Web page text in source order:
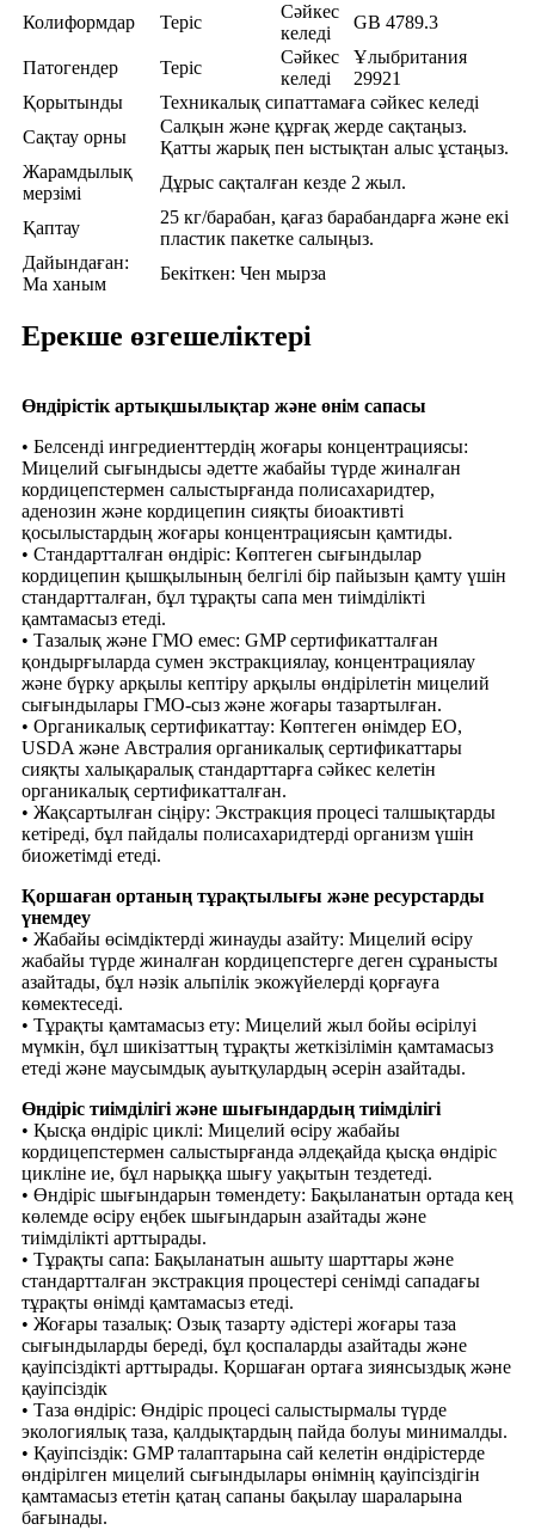
Колиформдар Теріс
Сәйкес
келеді
GB 4789.3
Патогендер Теріс
Сәйкес
келеді
Ұлыбритания
29921
Қорытынды
Техникалық сипаттамаға сәйкес келеді
Сақтау орны
Салқын және құрғақ жерде сақтаңыз.
Қатты жарық пен ыстықтан алыс ұстаңыз.
Жарамдылық
мерзімі
Дұрыс сақталған кезде 2 жыл.
Қаптау
25 кг/барабан, қағаз барабандарға және екі
пластик пакетке салыңыз.
Дайындаған:
Ма ханым
Бекіткен: Чен мырза
Ерекше өзгешеліктері
Өндірістік артықшылықтар және өнім сапасы
• Белсенді ингредиенттердің жоғары концентрациясы:
Мицелий сығындысы әдетте жабайы түрде жиналған
кордицепстермен салыстырғанда полисахаридтер,
аденозин және кордицепин сияқты биоактивті
қосылыстардың жоғары концентрациясын қамтиды.
• Стандартталған өндіріс: Көптеген сығындылар
кордицепин қышқылының белгілі бір пайызын қамту үшін
стандартталған, бұл тұрақты сапа мен тиімділікті
қамтамасыз етеді.
• Тазалық және ГМО емес: GMP сертификатталған
қондырғыларда сумен экстракциялау, концентрациялау
және бүрку арқылы кептіру арқылы өндірілетін мицелий
сығындылары ГМО-сыз және жоғары тазартылған.
• Органикалық сертификаттау: Көптеген өнімдер ЕО,
USDA және Австралия органикалық сертификаттары
сияқты халықаралық стандарттарға сәйкес келетін
органикалық сертификатталған.
• Жақсартылған сіңіру: Экстракция процесі талшықтарды
кетіреді, бұл пайдалы полисахаридтерді организм үшін
биожетімді етеді.
Қоршаған ортаның тұрақтылығы және ресурстарды
үнемдеу
• Жабайы өсімдіктерді жинауды азайту: Мицелий өсіру
жабайы түрде жиналған кордицепстерге деген сұранысты
азайтады, бұл нәзік альпілік экожүйелерді қорғауға
көмектеседі.
• Тұрақты қамтамасыз ету: Мицелий жыл бойы өсірілуі
мүмкін, бұл шикізаттың тұрақты жеткізілімін қамтамасыз
етеді және маусымдық ауытқулардың әсерін азайтады.
Өндіріс тиімділігі және шығындардың тиімділігі
• Қысқа өндіріс циклі: Мицелий өсіру жабайы
кордицепстермен салыстырғанда әлдеқайда қысқа өндіріс
цикліне ие, бұл нарыққа шығу уақытын тездетеді.
• Өндіріс шығындарын төмендету: Бақыланатын ортада кең
көлемде өсіру еңбек шығындарын азайтады және
тиімділікті арттырады.
• Тұрақты сапа: Бақыланатын ашыту шарттары және
стандартталған экстракция процестері сенімді сападағы
тұрақты өнімді қамтамасыз етеді.
• Жоғары тазалық: Озық тазарту әдістері жоғары таза
сығындыларды береді, бұл қоспаларды азайтады және
қауіпсіздікті арттырады. Қоршаған ортаға зиянсыздық және
қауіпсіздік
• Таза өндіріс: Өндіріс процесі салыстырмалы түрде
экологиялық таза, қалдықтардың пайда болуы минималды.
• Қауіпсіздік: GMP талаптарына сай келетін өндірістерде
өндірілген мицелий сығындылары өнімнің қауіпсіздігін
қамтамасыз ететін қатаң сапаны бақылау шараларына
бағынады.